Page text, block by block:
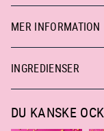
MER INFORMATION
INGREDIENSER
DU KANSKE